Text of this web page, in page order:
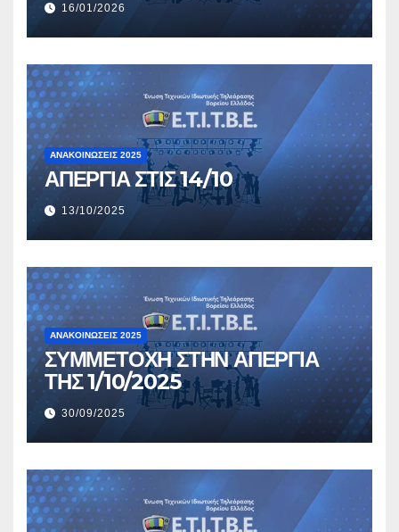
16/01/2026
ΑΝΑΚΟΙΝΏΣΕΙΣ 2025
ΑΠΕΡΓΙΑ ΣΤΙΣ 14/10
13/10/2025
ΑΝΑΚΟΙΝΏΣΕΙΣ 2025
ΣΥΜΜΕΤΟΧΗ ΣΤΗΝ ΑΠΕΡΓΙΑ
ΤΗΣ 1/10/2025
30/09/2025